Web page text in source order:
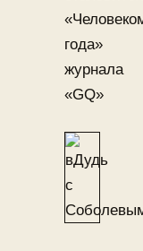
года»
журнала
«GQ»